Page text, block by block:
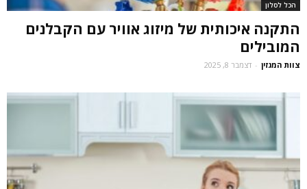
הכל לסלון
התקנה איכותית של מיזוג אוויר עם הקבלנים
המובילים
צוות המגזין - דצמבר 8, 2025